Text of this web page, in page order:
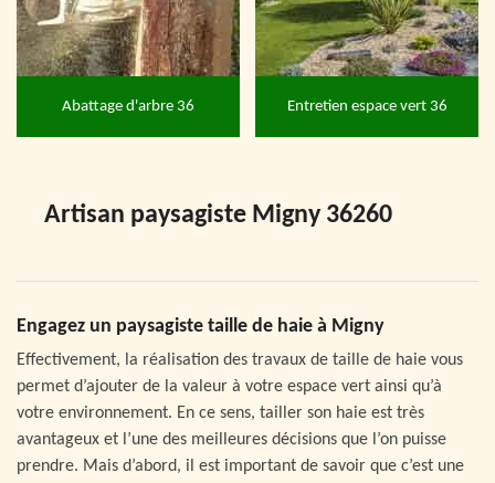
Abattage d'arbre 36 Entretien espace vert 36
Artisan paysagiste Migny 36260
Engagez un paysagiste taille de haie à Migny
Effectivement, la réalisation des travaux de taille de haie vous
permet d’ajouter de la valeur à votre espace vert ainsi qu’à
votre environnement. En ce sens, tailler son haie est très
avantageux et l’une des meilleures décisions que l’on puisse
prendre. Mais d’abord, il est important de savoir que c’est une